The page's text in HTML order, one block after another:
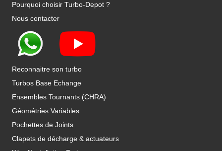
Pourquoi choisir Turbo-Depot ?
Nous contacter
Reconnaitre son turbo
Turbos Base Echange
Ensembles Tournants (CHRA)
Géométries Variables
Pochettes de Joints
Clapets de décharge & actuateurs